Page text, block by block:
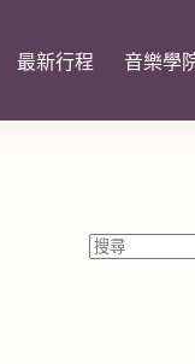
最新行程 音樂學